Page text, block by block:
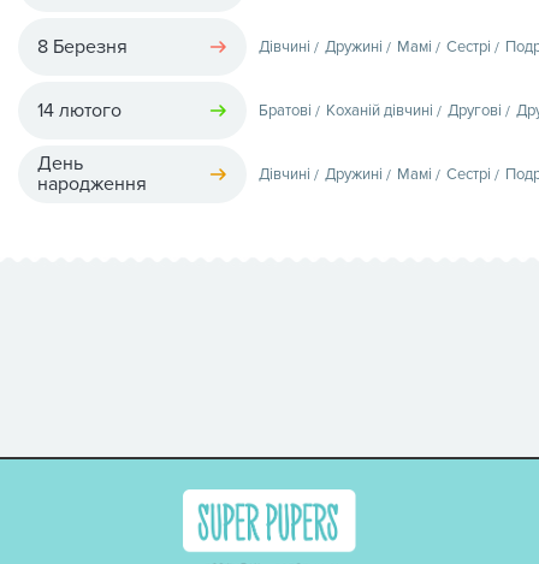
8 Березня Дівчині Дружині Мамі Сестрі
14 лютого Братові Коханій дівчині Другові
День
народження
Дівчині Дружині Мамі Сестрі